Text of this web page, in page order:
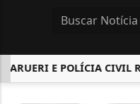
E POLÍCIA CIVIL